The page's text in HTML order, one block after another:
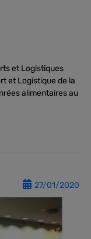
et Logistiques
et Logistique de la
alimentaires au
27/01/2020